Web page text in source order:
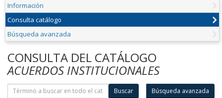
Información
Consulta catálogo
Búsqueda avanzada
CONSULTA DEL CATÁLOGO
ACUERDOS INSTITUCIONALES
Buscar Búsqueda avanzada